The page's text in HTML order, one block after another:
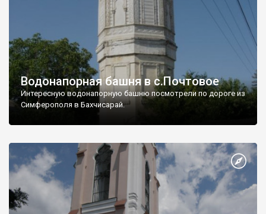
Водонапорная башня в с.Почтовое
Интересную водонапорную башню посмотрели по дороге из
Симферополя в Бахчисарай.